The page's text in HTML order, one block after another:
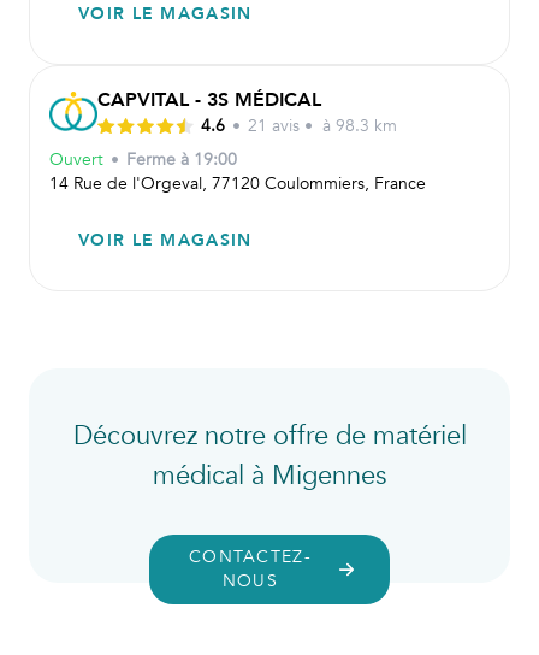
VOIR LE MAGASIN
CAPVITAL - 3S MÉDICAL
4.6 • 21 avis • à 98.3 km
Ouvert • Ferme à 19:00
14 Rue de l'Orgeval, 77120 Coulommiers, France
VOIR LE MAGASIN
Découvrez notre offre de matériel
médical à Migennes
CONTACTEZ-
NOUS